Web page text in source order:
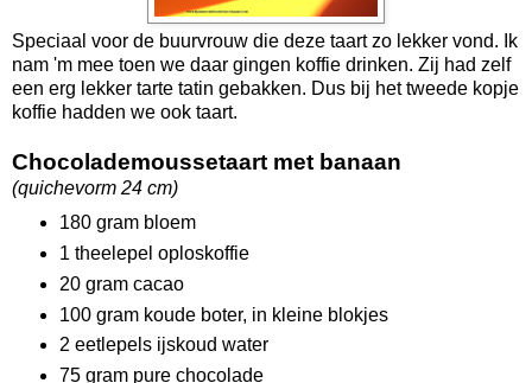
Speciaal voor de buurvrouw die deze taart zo lekker vond. Ik
nam 'm mee toen we daar gingen koffie drinken. Zij had zelf
een erg lekker tarte tatin gebakken. Dus bij het tweede kopje
koffie hadden we ook taart.
Chocolademoussetaart met banaan
(quichevorm 24 cm)
180 gram bloem
1 theelepel oploskoffie
20 gram cacao
100 gram koude boter, in kleine blokjes
2 eetlepels ijskoud water
75 gram pure chocolade